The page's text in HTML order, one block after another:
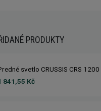
PRODUKTY
svetlo CRUSSIS CRS 1200
841,55 Kč